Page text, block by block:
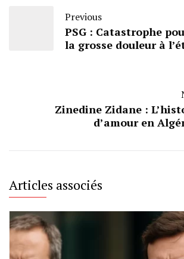
Previous
PSG : Catastrophe
la grosse douleur à
Zinedine Zidane :
d’amour en
Articles associés